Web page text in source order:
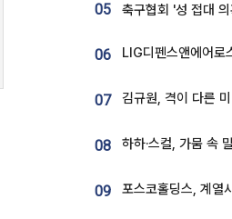
05
06
07
08
09